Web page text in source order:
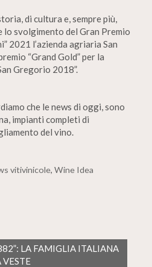
di cultura e, sempre più,
svolgimento del Gran Premio
2021 l’azienda agriaria San
“Grand Gold” per la
Gregorio 2018”.
che le news di oggi, sono
impianti completi di
del vino.
vitivinicole, Wine Idea
LA FAMIGLIA ITALIANA